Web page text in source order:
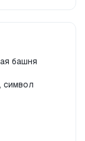
башня
символ